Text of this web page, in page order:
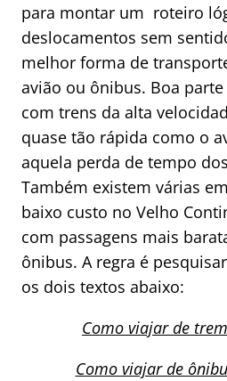
para montar um roteiro
deslocamentos sem
melhor forma de
avião ou ônibus. Boa
com trens da alta
quase tão rápida como o
aquela perda de tempo
Também existem várias
baixo custo no Velho
com passagens mais
ônibus. A regra é
os dois textos abaixo:
Como viajar de
Como viajar de